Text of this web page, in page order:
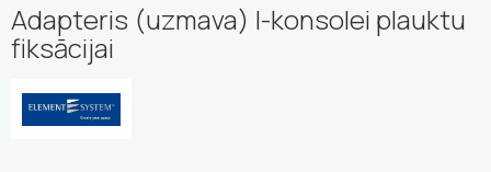
Adapteris (uzmava) I-konsolei plauktu
fiksācijai